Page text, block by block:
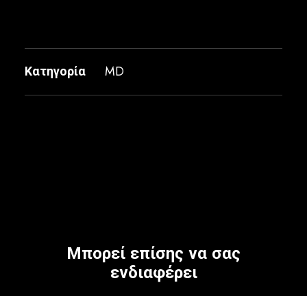
Κατηγορία MD
Μπορεί επίσης να σας
ενδιαφέρει